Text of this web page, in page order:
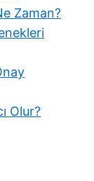
Zaman?
Olur?